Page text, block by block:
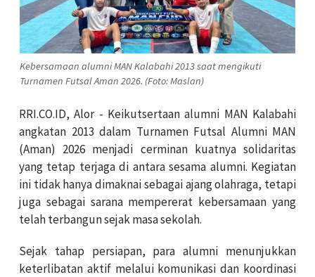
Kebersamaan alumni MAN Kalabahi 2013 saat mengikuti
Turnamen Futsal Aman 2026. (Foto: Maslan)
RRI.CO.ID, Alor - Keikutsertaan alumni MAN Kalabahi
angkatan 2013 dalam Turnamen Futsal Alumni MAN
(Aman) 2026 menjadi cerminan kuatnya solidaritas
yang tetap terjaga di antara sesama alumni. Kegiatan
ini tidak hanya dimaknai sebagai ajang olahraga, tetapi
juga sebagai sarana mempererat kebersamaan yang
telah terbangun sejak masa sekolah.
Sejak tahap persiapan, para alumni menunjukkan
keterlibatan aktif melalui komunikasi dan koordinasi